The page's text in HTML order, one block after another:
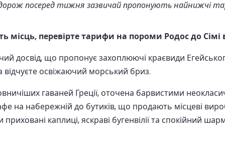
посеред тижня зазвичай пропонують найнижчі
місць, перевірте тарифи на пороми Родос до
досвід, що пропонує захоплюючі краєвиди
відчуєте освіжаючий морський бриз.
гаваней Греції, оточена барвистими
на набережній до бутиків, що продають місцеві
каплиці, яскраві бугенвілії та спокійний